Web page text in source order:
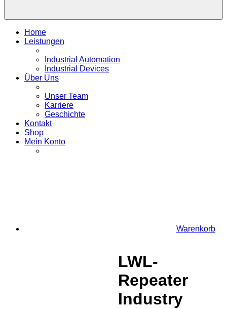
Home
Leistungen
Industrial Automation
Industrial Devices
Über Uns
Unser Team
Karriere
Geschichte
Kontakt
Shop
Mein Konto
Warenkorb
LWL-
Repeater
Industry